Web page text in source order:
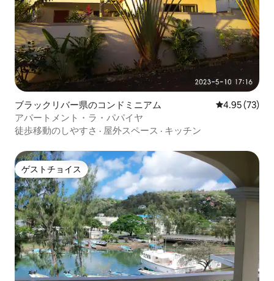
ブラックリバー県のコンドミニアム レビュー73
4.95 (73)
アパートメント・ラ・パパイヤ
徒歩移動のしやすさ · 屋外スペース · キッチン
ゲストチョイス
ゲストチョイス